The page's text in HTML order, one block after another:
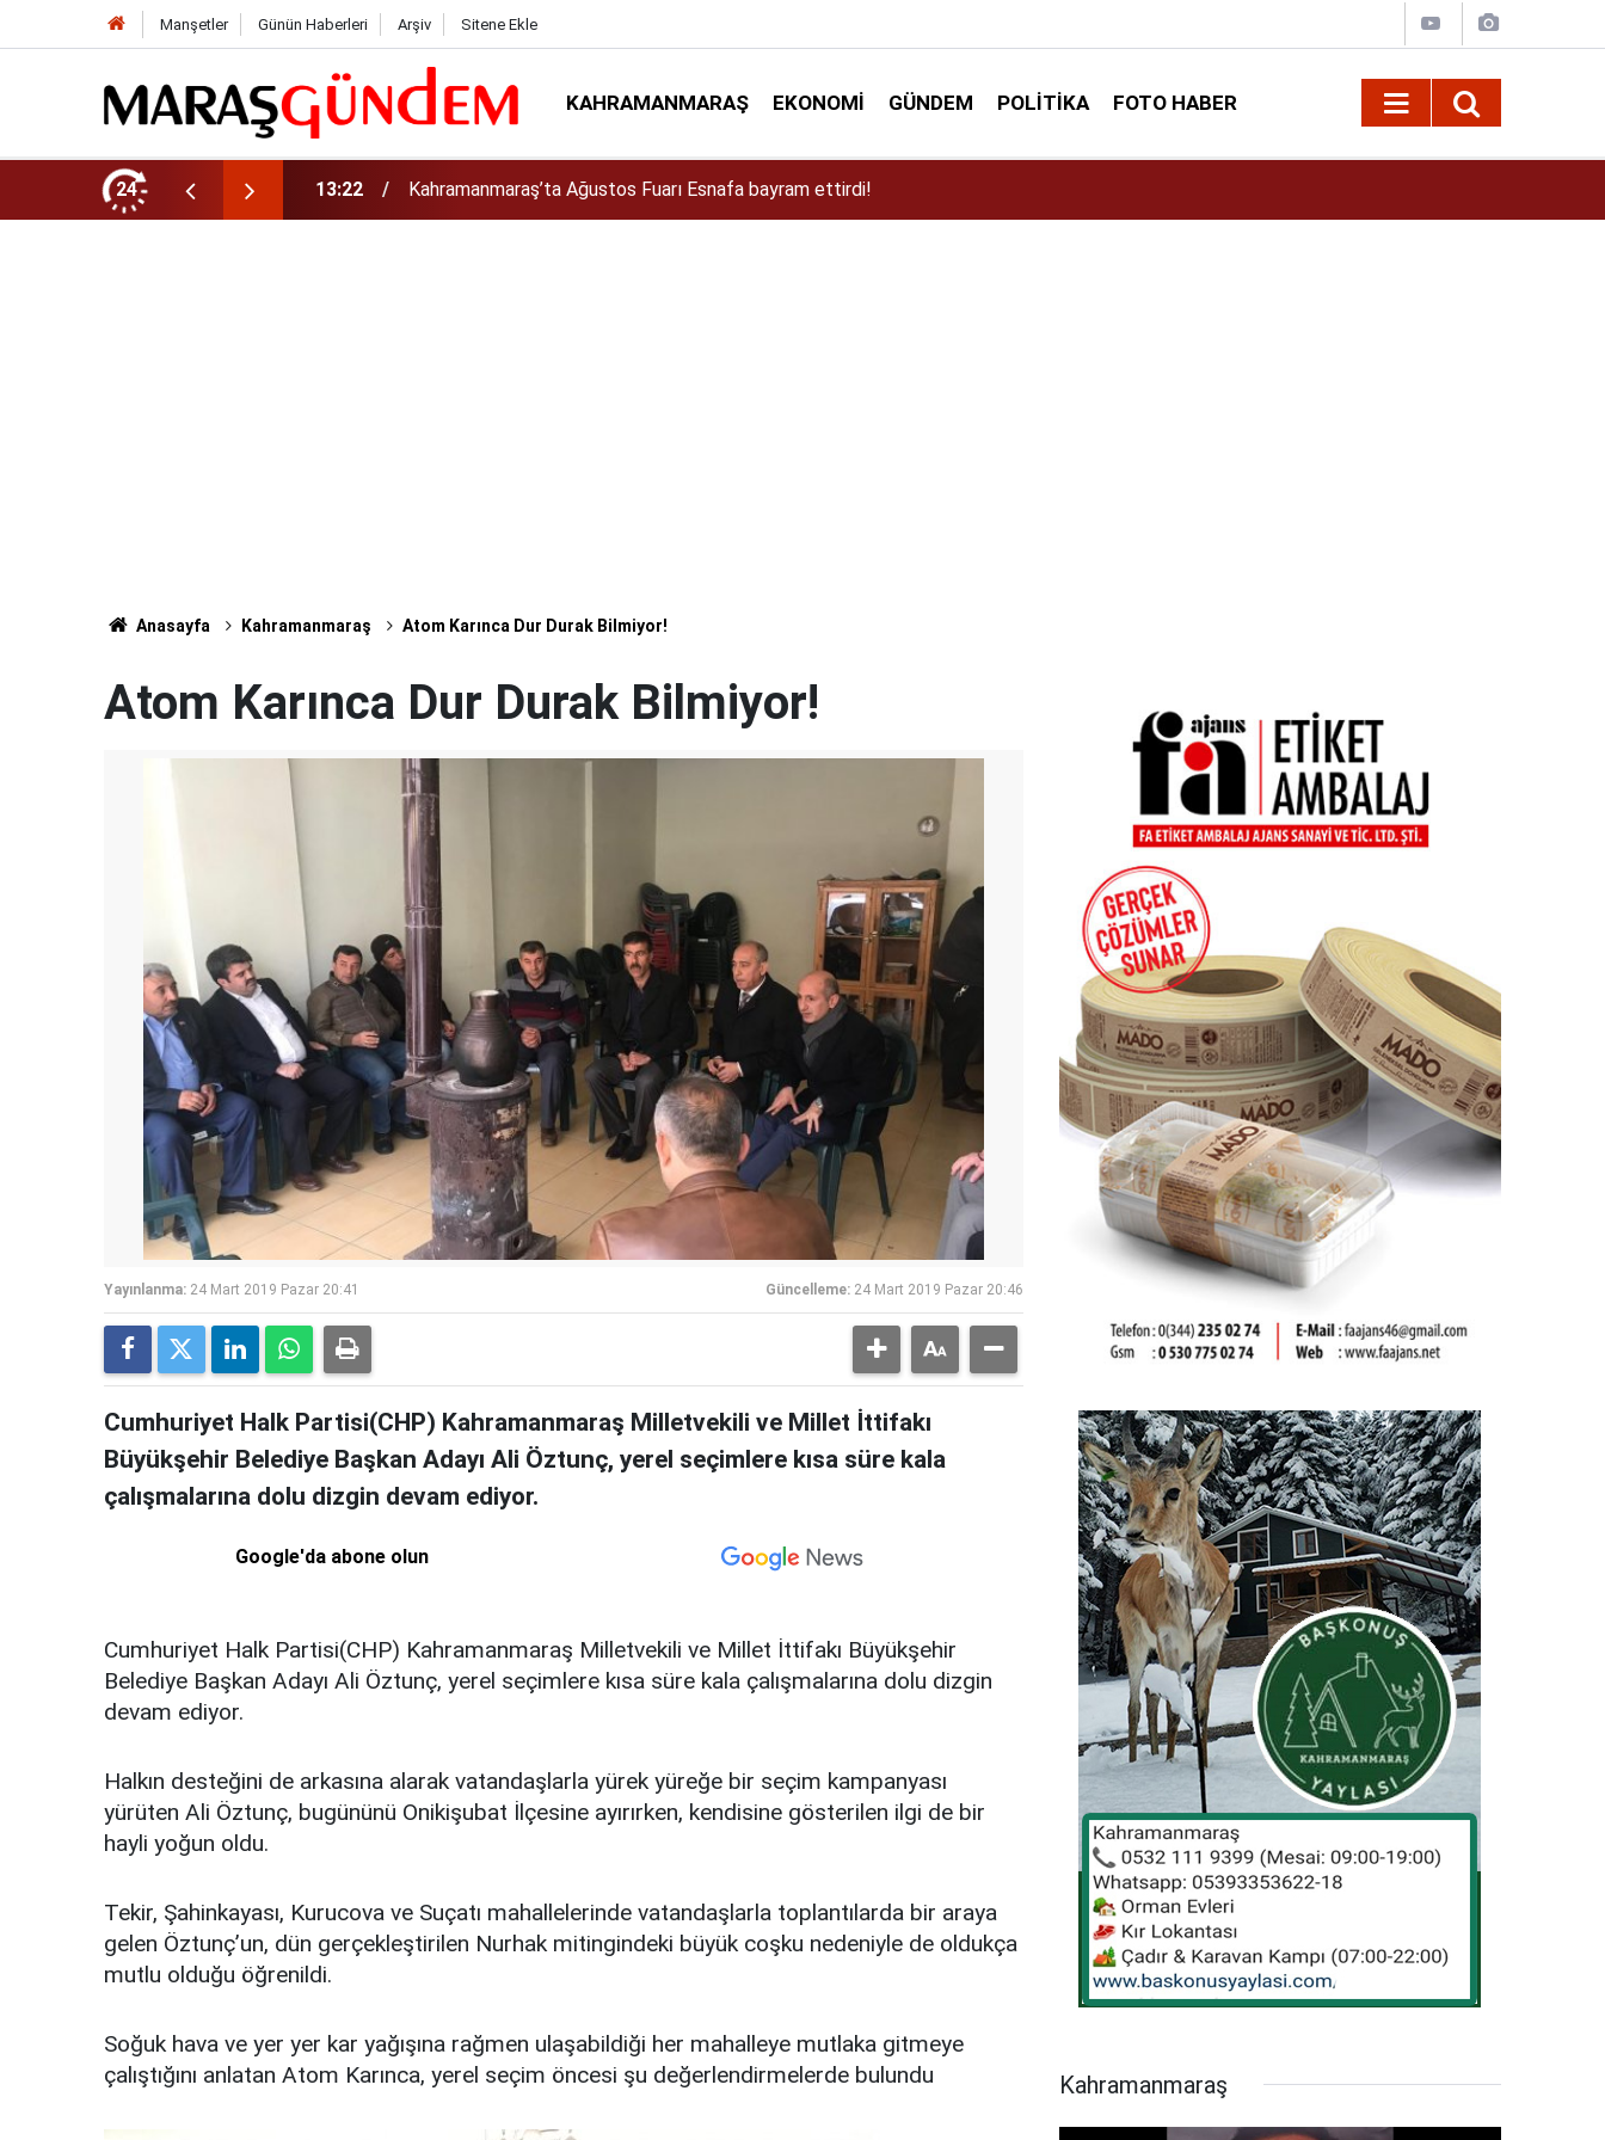
Manşetler Günün Haberleri Arşiv Sitene Ekle
KAHRAMANMARAŞ EKONOMI GÜNDEM POLITIKA FOTO HABER
24 13:17 Kahramanmaraş’ta Dulkadiroğlu Kırsalına 45 Milyonluk Yol Yatırımı!
Anasayfa Kahramanmaraş Atom Karınca Dur Durak Bilmiyor!
Atom Karınca Dur Durak Bilmiyor!
Yayınlanma: 24 Mart 2019 Pazar 20:41 Güncelleme: 24 Mart 2019 Pazar 20:46
Cumhuriyet Halk Partisi(CHP) Kahramanmaraş Milletvekili ve Millet İttifakı
Büyükşehir Belediye Başkan Adayı Ali Öztunç, yerel seçimlere kısa süre kala
çalışmalarına dolu dizgin devam ediyor.
Google'da abone olun
Cumhuriyet Halk Partisi(CHP) Kahramanmaraş Milletvekili ve Millet İttifakı Büyükşehir
Belediye Başkan Adayı Ali Öztunç, yerel seçimlere kısa süre kala çalışmalarına dolu dizgin
devam ediyor.
Halkın desteğini de arkasına alarak vatandaşlarla yürek yüreğe bir seçim kampanyası
yürüten Ali Öztunç, bugününü Onikişubat İlçesine ayırırken, kendisine gösterilen ilgi de bir
hayli yoğun oldu.
Tekir, Şahinkayası, Kurucova ve Suçatı mahallelerinde vatandaşlarla toplantılarda bir araya
gelen Öztunç’un, dün gerçekleştirilen Nurhak mitingindeki büyük coşku nedeniyle de oldukça
mutlu olduğu öğrenildi.
Soğuk hava ve yer yer kar yağışına rağmen ulaşabildiği her mahalleye mutlaka gitmeye
çalıştığını anlatan Atom Karınca, yerel seçim öncesi şu değerlendirmelerde bulundu
Kahramanmaraş